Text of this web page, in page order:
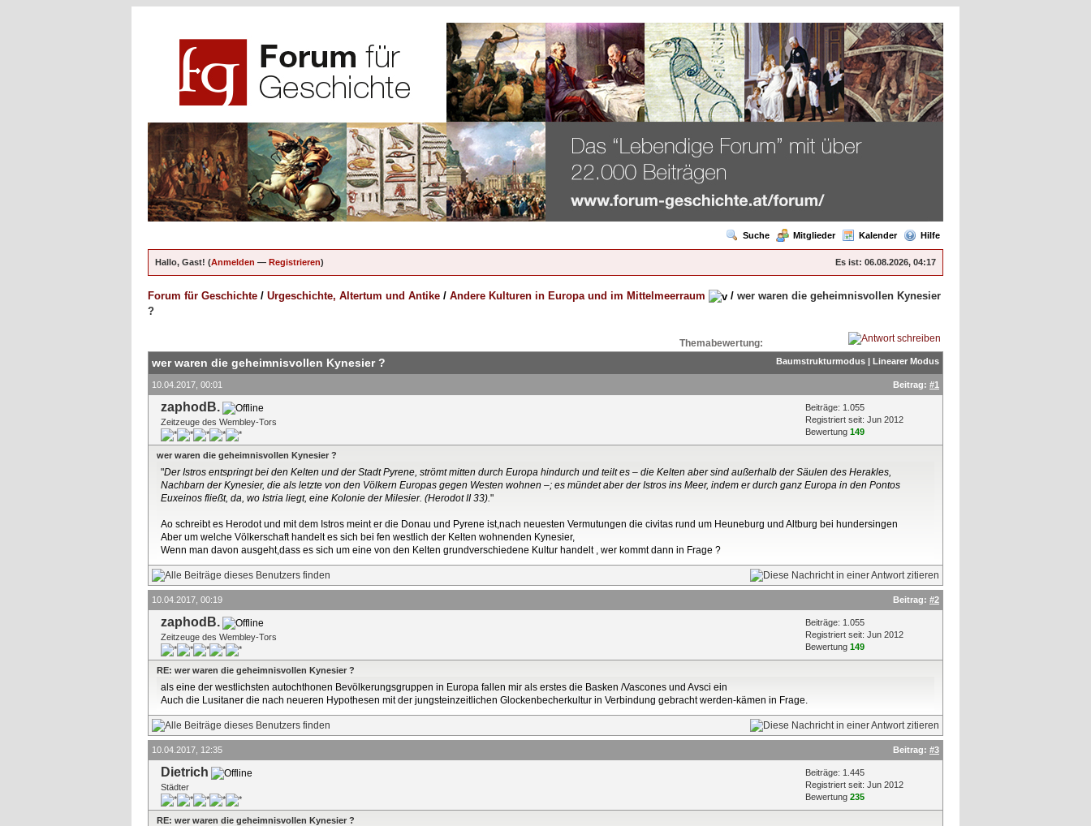
Suche Mitglieder Kalender Hilfe
Es ist: 06.08.2026, 04:17
Hallo, Gast! (Anmelden — Registrieren)
Forum für Geschichte / Urgeschichte, Altertum und Antike / Andere Kulturen in Europa und im Mittelmeerraum / wer waren die geheimnisvollen Kynesier
?
Themabewertung:
Baumstrukturmodus | Linearer Modus
wer waren die geheimnisvollen Kynesier ?
10.04.2017, 00:01 Beitrag: #1
zaphodB.
Zeitzeuge des Wembley-Tors
Beiträge: 1.055
Registriert seit: Jun 2012
Bewertung 149
wer waren die geheimnisvollen Kynesier ?
"Der Istros entspringt bei den Kelten und der Stadt Pyrene, strömt mitten durch Europa hindurch und teilt es – die Kelten aber sind außerhalb der Säulen des Herakles,
Nachbarn der Kynesier, die als letzte von den Völkern Europas gegen Westen wohnen –; es mündet aber der Istros ins Meer, indem er durch ganz Europa in den Pontos
Euxeinos fließt, da, wo Istria liegt, eine Kolonie der Milesier. (Herodot II 33). "
Ao schreibt es Herodot und mit dem Istros meint er die Donau und Pyrene ist,nach neuesten Vermutungen die civitas rund um Heuneburg und Altburg bei hundersingen
Aber um welche Völkerschaft handelt es sich bei fen westlich der Kelten wohnenden Kynesier,
Wenn man davon ausgeht,dass es sich um eine von den Kelten grundverschiedene Kultur handelt , wer kommt dann in Frage ?
10.04.2017, 00:19 Beitrag: #2
zaphodB.
Zeitzeuge des Wembley-Tors
Beiträge: 1.055
Registriert seit: Jun 2012
Bewertung 149
RE: wer waren die geheimnisvollen Kynesier ?
als eine der westlichsten autochthonen Bevölkerungsgruppen in Europa fallen mir als erstes die Basken /Vascones und Avsci ein
Auch die Lusitaner die nach neueren Hypothesen mit der jungsteinzeitlichen Glockenbecherkultur in Verbindung gebracht werden-kämen in Frage.
10.04.2017, 12:35 Beitrag: #3
Dietrich
Städter
Beiträge: 1.445
Registriert seit: Jun 2012
Bewertung 235
RE: wer waren die geheimnisvollen Kynesier ?